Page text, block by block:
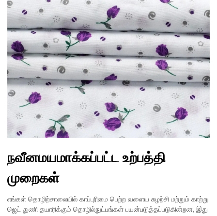
நவீனமயமாக்கப்பட்ட உற்பத்தி
முறைகள்
எங்கள் தொழிற்சாலையில் காப்புரிமை பெற்ற வளைய சுழற்சி மற்றும் காற்று
ஜெட் துணி தயாரிக்கும் தொழில்நுட்பங்கள் பயன்படுத்தப்படுகின்றன, இது